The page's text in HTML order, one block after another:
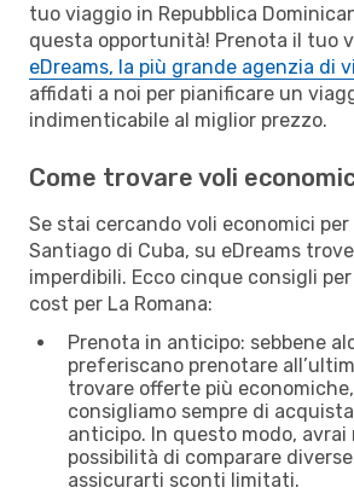
tuo viaggio in Repubblica
questa opportunità! Prenota il tuo
eDreams, la più grande agenzia di
affidati a noi per pianificare un
indimenticabile al miglior prezzo.
Come trovare voli
Se stai cercando voli economici per
Santiago di Cuba, su eDreams
imperdibili. Ecco cinque consigli
cost per La Romana:
Prenota in anticipo: sebbene
preferiscano prenotare
trovare offerte più
consigliamo sempre di
anticipo. In questo modo, avrai
possibilità di comparare
assicurarti sconti limitati.